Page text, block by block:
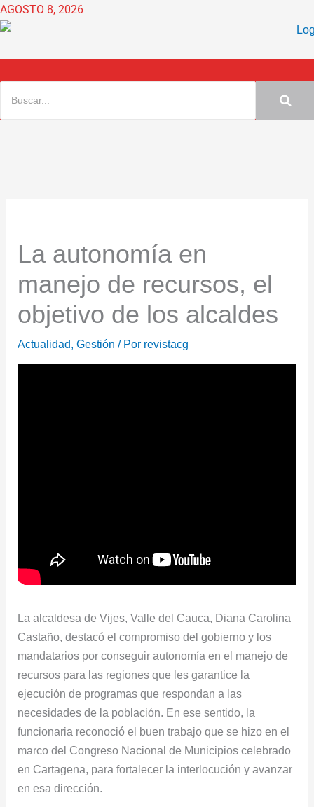
Ir
al
AGOSTO 8, 2026
La autonomía en
manejo de recursos, el
objetivo de los alcaldes
Actualidad,Gestión / Por revistacg
La alcaldesa de Vijes, Valle del Cauca, Diana Carolina
Castaño, destacó el compromiso del gobierno y los
mandatarios por conseguir autonomía en el manejo de
recursos para las regiones que les garantice la
ejecución de programas que respondan a las
necesidades de la población. En ese sentido, la
funcionaria reconoció el buen trabajo que se hizo en el
marco del Congreso Nacional de Municipios celebrado
en Cartagena, para fortalecer la interlocución y avanzar
en esa dirección.